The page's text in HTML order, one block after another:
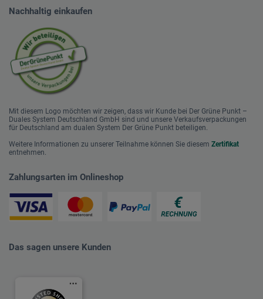
Nachhaltig einkaufen
Mit diesem Logo möchten wir zeigen, dass wir Kunde bei Der Grüne Punkt –
Duales System Deutschland GmbH sind und unsere Verkaufsverpackungen
für Deutschland am dualen System Der Grüne Punkt beteiligen.
Weitere Informationen zu unserer Teilnahme können Sie diesem Zertifikat
entnehmen.
Zahlungsarten im Onlineshop
Das sagen unsere Kunden